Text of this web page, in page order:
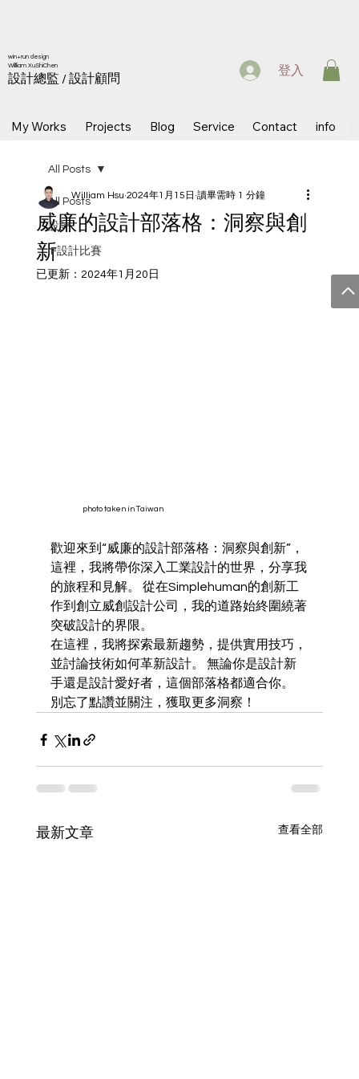
設計總監 / 設計顧問
Willliam XuShiChen
win+run design
My Works Projects Blog Service Contact info
登入
All Posts
設計
iF設計比賽
All Posts
威廉的設計部落格：洞察與創
新
William Hsu 2024年1月15日 讀畢需時 1 分鐘
已更新： 2024年1月20日
photo taken in Taiwan
歡迎來到“威廉的設計部落格：洞察與創新”，
這裡，我將帶你深入工業設計的世界，分享我
的旅程和見解。 從在Simplehuman的創新工
作到創立威創設計公司，我的道路始終圍繞著
突破設計的界限。
在這裡，我將探索最新趨勢，提供實用技巧，
並討論技術如何革新設計。 無論你是設計新
手還是設計愛好者，這個部落格都適合你。
別忘了點讚並關注，獲取更多洞察！
最新文章 查看全部